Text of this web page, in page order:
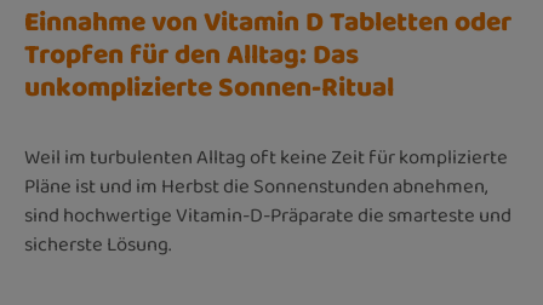
Einnahme von Vitamin D Tabletten oder
Tropfen für den Alltag: Das
unkomplizierte Sonnen-Ritual
Weil im turbulenten Alltag oft keine Zeit für komplizierte
Pläne ist und im Herbst die Sonnenstunden abnehmen,
sind hochwertige Vitamin-D-Präparate die smarteste und
sicherste Lösung.